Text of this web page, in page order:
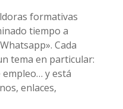
formativas
tiempo a
Cada
tema en particular:
empleo… y está
enlaces,